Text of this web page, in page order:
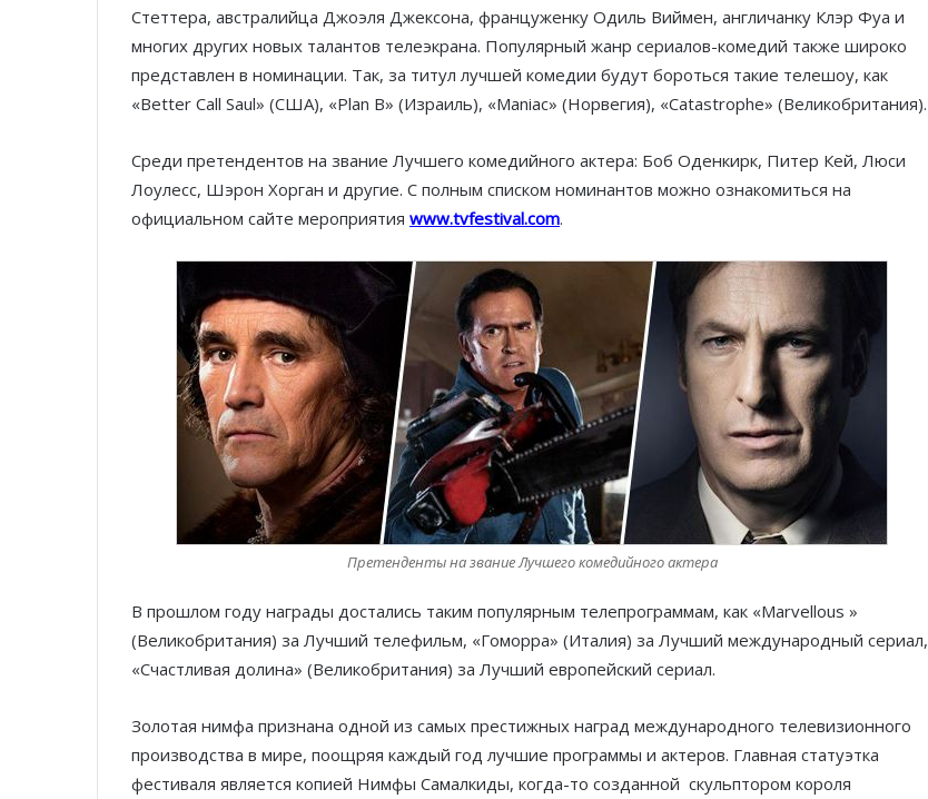
Стеттера, австралийца Джоэля Джексона, француженку Одиль Виймен, англичанку Клэр Фуа и
многих других новых талантов телеэкрана. Популярный жанр сериалов-комедий также широко
представлен в номинации. Так, за титул лучшей комедии будут бороться такие телешоу, как
«Better Call Saul» (США), «Plan B» (Израиль), «Maniac» (Норвегия), «Catastrophe» (Великобритания).
Среди претендентов на звание Лучшего комедийного актера: Боб Оденкирк, Питер Кей, Люси
Лоулесс, Шэрон Хорган и другие. С полным списком номинантов можно ознакомиться на
официальном сайте мероприятия www.tvfestival.com.
Претенденты на звание Лучшего комедийного актера
В прошлом году награды достались таким популярным телепрограммам, как «Marvellous »
(Великобритания) за Лучший телефильм, «Гоморра» (Италия) за Лучший международный сериал,
«Счастливая долина» (Великобритания) за Лучший европейский сериал.
Золотая нимфа признана одной из самых престижных наград международного телевизионного
производства в мире, поощряя каждый год лучшие программы и актеров. Главная статуэтка
фестиваля является копией Нимфы Самалкиды, когда-то созданной скульптором короля